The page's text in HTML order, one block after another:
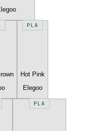
PLA
Hot Pink
Elegoo
PLA